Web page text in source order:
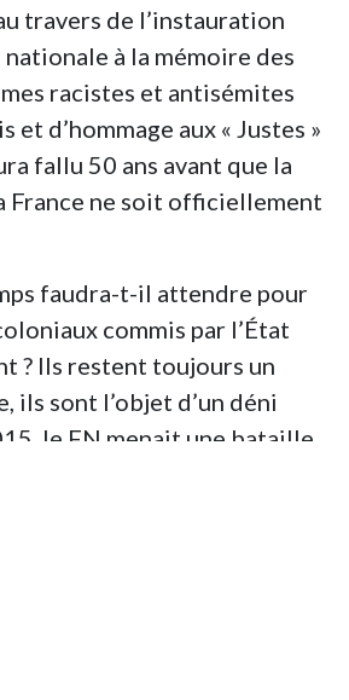
travers de l’instauration
nationale à la mémoire des
racistes et antisémites
et d’hommage aux « Justes »
fallu 50 ans avant que la
France ne soit officiellement
faudra-t-il attendre pour
commis par l’État
? Ils restent toujours un
ils sont l’objet d’un déni
le FN menait une bataille